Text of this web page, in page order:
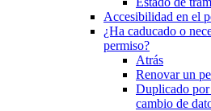
Accesibilidad en el
¿Ha caducado o
permiso?
Atrás
Renovar un
Duplicado
cambio de